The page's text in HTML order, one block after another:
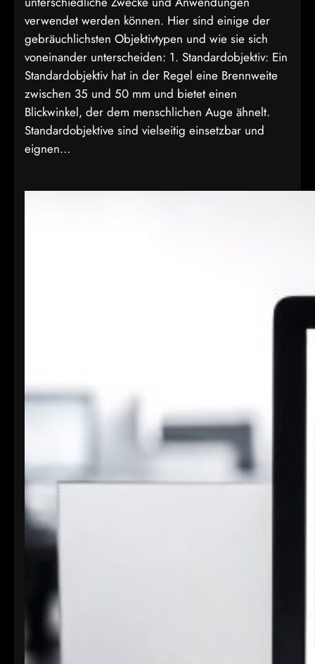
verwendet werden können. Hier sind einige der
gebräuchlichsten Objektivtypen und wie sie sich
voneinander unterscheiden: 1. Standardobjektiv: Ein
Standardobjektiv hat in der Regel eine Brennweite
zwischen 35 und 50 mm und bietet einen
Blickwinkel, der dem menschlichen Auge ähnelt.
Standardobjektive sind vielseitig einsetzbar und
eignen…